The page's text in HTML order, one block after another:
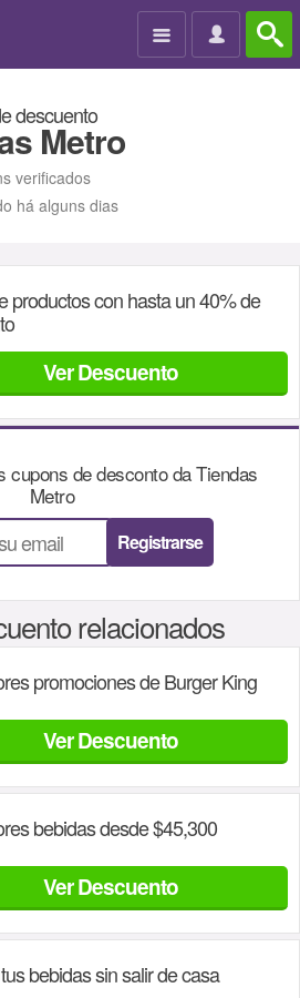

descuento
Metro
verificados
há alguns dias
productos con hasta un 40% de
Ver Descuento
cupons de desconto daTiendas
Metro
Registrarse
relacionados
promociones de Burger King
Ver Descuento
bebidas desde $45,300
Ver Descuento
bebidas sin salir de casa